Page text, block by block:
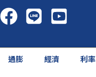
通膨 經濟 利率
際 2026 © All rights reserved.
網頁設計公司
: 振作國際